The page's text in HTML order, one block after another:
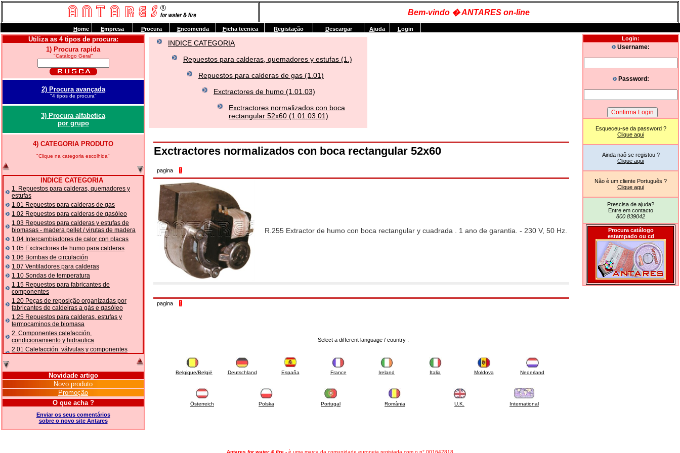
Bem-vindo � ANTARES on-line
Utiliza as 4 tipos de procura:
1) Procura rapida
"Catálogo Geral"
2) Procura avançada
"4 tipos de procura"
3) Procura alfabetica
por grupo
4) CATEGORIA PRODUTO
"Clique na categoria escolhida"
INDICE CATEGORIA
1. Repuestos para calderas, quemadores y
estufas
1.01 Repuestos para calderas de gas
1.02 Repuestos para calderas de gasóleo
1.03 Repuestos para calderas y estufas de
biomasas - madera pellet / virutas de madera
1.04 Intercambiadores de calor con placas
1.05 Exctractores de humo para calderas
1.06 Bombas de circulación
1.07 Ventiladores para calderas
1.10 Sondas de temperatura
1.15 Repuestos para fabricantes de
componentes
1.20 Peças de reposição organizadas por
fabricantes de caldeiras a gás e gasóleo
1.25 Repuestos para calderas, estufas y
termocaminos de biomasa
2. Componentes calefacción,
condicionamiento y hidraulica
2.01 Calefacción: válvulas y componentes
acessórios
2.10 Termorregulación instalaciones
2.15 Acondicionamiento: válvulas y
componentes relacionados y complementarios
2.16 Gas: componentes para tubería,
relacionados y complementarios
2.17 Gasóleo: componentes para tubería,
relacionados y complementarios
Novidade artigo
Novo produto
Promoção
O que acha ?
Enviar os seus comentários
sobre o novo site Antares
INDICE CATEGORIA
Repuestos para calderas, quemadores y estufas (1.)
Repuestos para calderas de gas (1.01)
Exctractores de humo (1.01.03)
Exctractores normalizados con boca
rectangular 52x60 (1.01.03.01)
Exctractores normalizados con boca rectangular 52x60
pagina 1
R.255 Extractor de humo con boca rectangular y cuadrada . 1 ano de garantia. - 230 V, 50 Hz.
pagina 1
Select a different language / country :
Belgique/België Deutschland España France Ireland Italia Moldova Nederland
Österreich Polska Portugal România U.K. International
Login:
Username:
Password:
Esqueceu-se da password ?
Clique aqui
Ainda naõ se registou ?
Clique aqui
Não è um cliente Português ?
Clique aqui
Prescisa de ajuda?
Entre em contacto
800 839042
Procura catálogo
estampado ou cd
Antares for water & fire - è uma marca da comunidade europeia registada com o n° 001642818
Home Empresa Procura Encomenda Ficha tecnica Registação Descargar Ajuda Login